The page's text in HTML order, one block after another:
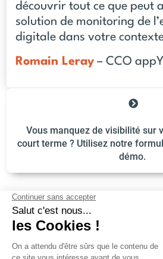
découvrir tout ce que peut
solution de monitoring de
digitale dans votre
Romain Leray – CCO
Vous manquez de visibilité sur
court terme ? Utilisez notre
démo.
ILS NOUS FONT